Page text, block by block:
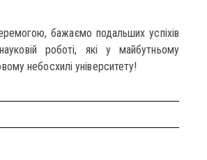
бажаємо подальших успіхів
роботі, які у майбутньому
небосхилі університету!